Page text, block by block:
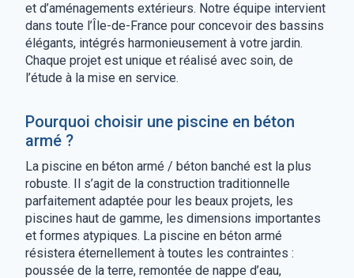
et d’aménagements extérieurs. Notre équipe intervient
dans toute l’Île-de-France pour concevoir des bassins
élégants, intégrés harmonieusement à votre jardin.
Chaque projet est unique et réalisé avec soin, de
l’étude à la mise en service.
Pourquoi choisir une piscine en béton
armé ?
La piscine en béton armé / béton banché est la plus
robuste. Il s’agit de la construction traditionnelle
parfaitement adaptée pour les beaux projets, les
piscines haut de gamme, les dimensions importantes
et formes atypiques. La piscine en béton armé
résistera éternellement à toutes les contraintes :
poussée de la terre, remontée de nappe d’eau,